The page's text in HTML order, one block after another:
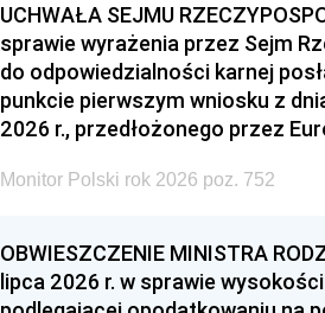
UCHWAŁA SEJMU
sprawie wyrażenia przez Sejm
do odpowiedzialności karnej
punkcie pierwszym wniosku z
2026 r., przedłożonego przez
Monitor Polski rok 2026 poz. 752
OBWIESZCZENIE MINISTRA
lipca 2026 r. w sprawie